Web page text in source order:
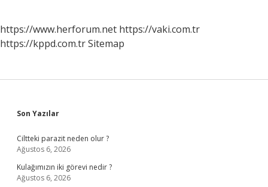
https://www.herforum.net https://vaki.com.tr
https://kppd.com.trSitemap
Sidebar
Son Yazılar
Ciltteki parazit neden olur ?
Ağustos 6, 2026
Kulağımızın iki görevi nedir ?
Ağustos 6, 2026